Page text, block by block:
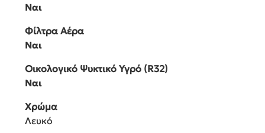
Ναι
Φίλτρα Αέρα
Ναι
Οικολογικό Ψυκτικό Υγρό (R32)
Ναι
Χρώμα
Λευκό